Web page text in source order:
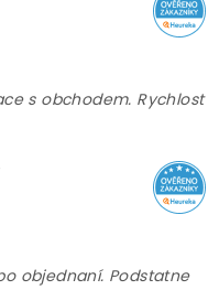
s obchodem. Rychlost
objednaní. Podstatne